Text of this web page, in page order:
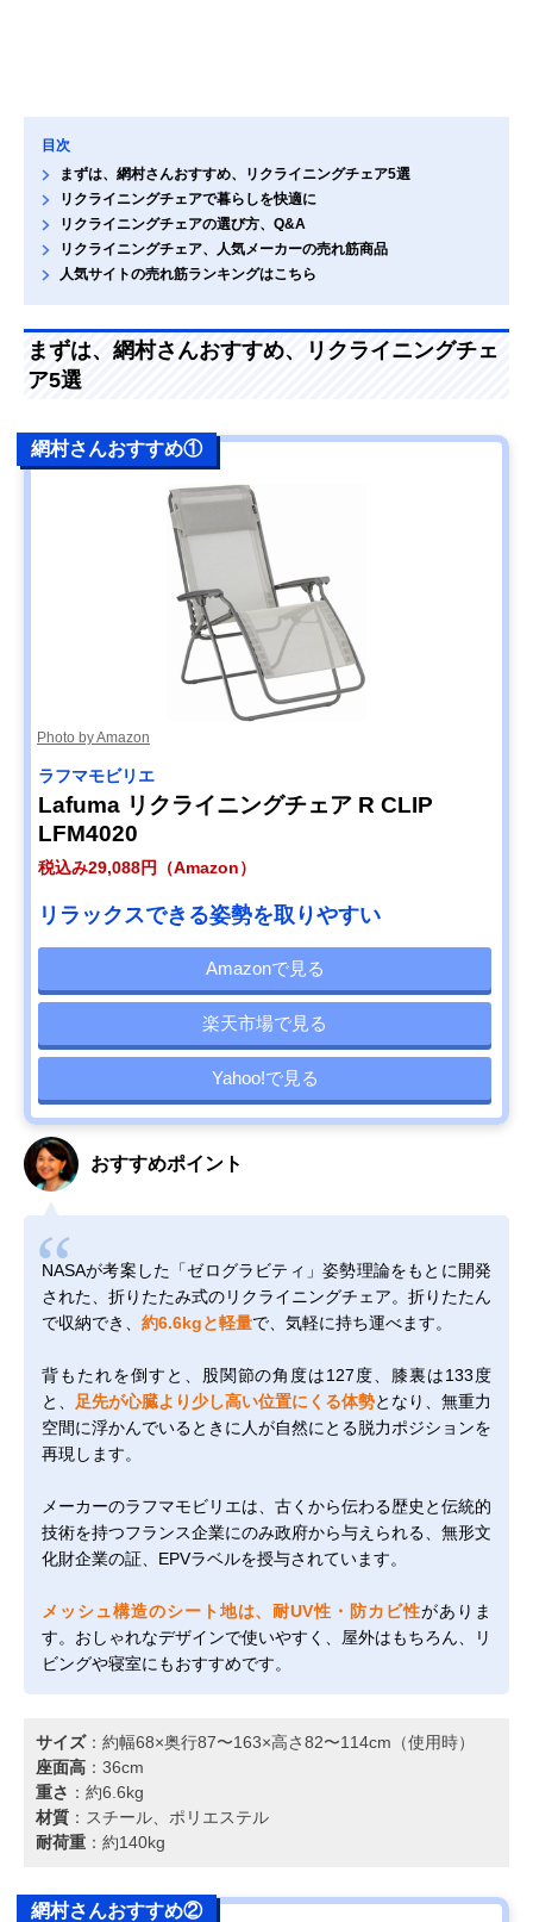
目次
まずは、網村さんおすすめ、リクライニングチェア5選
リクライニングチェアで暮らしを快適に
リクライニングチェアの選び方、Q&A
リクライニングチェア、人気メーカーの売れ筋商品
人気サイトの売れ筋ランキングはこちら
まずは、網村さんおすすめ、リクライニングチェ
ア5選
網村さんおすすめ①
Photo by Amazon
ラフマモビリエ
Lafuma リクライニングチェア R CLIP
LFM4020
税込み29,088円（Amazon）
リラックスできる姿勢を取りやすい
Amazonで見る
楽天市場で見る
Yahoo!で見る
おすすめポイント
NASAが考案した「ゼログラビティ」姿勢理論をもとに開発
された、折りたたみ式のリクライニングチェア。折りたたん
で収納でき、 約6.6kgと軽量で、気軽に持ち運べます。
背もたれを倒すと、股関節の角度は127度、膝裏は133度
と、
足先が心臓より少し高い位置にくる体勢となり、無重力
空間に浮かんでいるときに人が自然にとる脱力ポジションを
再現します。
メーカーのラフマモビリエは、古くから伝わる歴史と伝統的
技術を持つフランス企業にのみ政府から与えられる、無形文
化財企業の証、EPVラベルを授与されています。
メッシュ構造のシート地は、耐UV性・防カビ性がありま
す。おしゃれなデザインで使いやすく、屋外はもちろん、リ
ビングや寝室にもおすすめです。
サイズ：約幅68×奥行87〜163×高さ82〜114cm（使用時）
座面高 ：36cm
重さ ：約6.6kg
材質 ：スチール、ポリエステル
耐荷重 ：約140kg
網村さんおすすめ②